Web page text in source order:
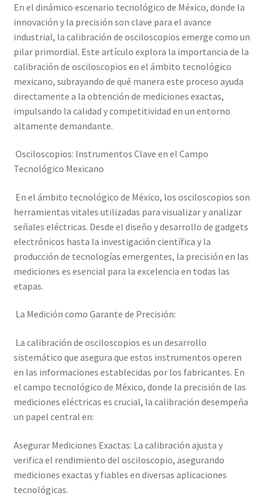
Calibración de Medidores de Resistencia – Elekmed México
Calibración de Multímetros – Elekmed México
Calibración de Osciloscopios – Elekmed México
Carrito
Finalizar compra
Medidor de tierras con certificado de calibración
Mi cuenta
Multímetro con certificado de calibración
Nuestra Misión en Elekmed México
Osciloscopio con certificado de calibración
Servicios de calibración eléctrica
Sobre Nosotros – Elekmed México
Soporte
Tienda
Trayectoria de Elekmed México
En el dinámico escenario tecnológico de México, donde la
innovación y la precisión son clave para el avance
industrial, la calibración de osciloscopios emerge como un
pilar primordial. Este artículo explora la importancia de la
calibración de osciloscopios en el ámbito tecnológico
mexicano, subrayando de qué manera este proceso ayuda
directamente a la obtención de mediciones exactas,
impulsando la calidad y competitividad en un entorno
altamente demandante.
Osciloscopios: Instrumentos Clave en el Campo
Tecnológico Mexicano
En el ámbito tecnológico de México, los osciloscopios son
herramientas vitales utilizadas para visualizar y analizar
señales eléctricas. Desde el diseño y desarrollo de gadgets
electrónicos hasta la investigación científica y la
producción de tecnologías emergentes, la precisión en las
mediciones es esencial para la excelencia en todas las
etapas.
La Medición como Garante de Precisión:
La calibración de osciloscopios es un desarrollo
sistemático que asegura que estos instrumentos operen
en las informaciones establecidas por los fabricantes. En
el campo tecnológico de México, donde la precisión de las
mediciones eléctricas es crucial, la calibración desempeña
un papel central en:
Asegurar Mediciones Exactas: La calibración ajusta y
verifica el rendimiento del osciloscopio, asegurando
mediciones exactas y fiables en diversas aplicaciones
tecnológicas.